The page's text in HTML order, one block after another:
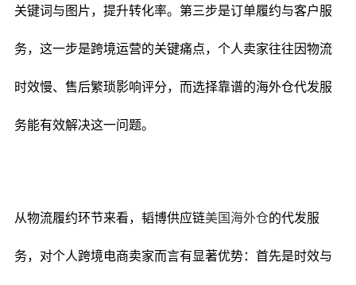
关键词与图片，提升转化率。第三步是订单履约与客户服
务，这一步是跨境运营的关键痛点，个人卖家往往因物流
时效慢、售后繁琐影响评分，而选择靠谱的海外仓代发服
务能有效解决这一问题。
从物流履约环节来看，韬博供应链美国海外仓的代发服
务，对个人跨境电商卖家而言有显著优势：首先是时效与